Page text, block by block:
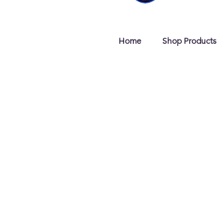
Home Shop Products